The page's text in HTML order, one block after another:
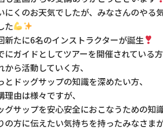
にくのお天気でしたが、みなさんのやる
た
新たに6名のインストラクターが誕生
にガイドとしてツアーを開催されている方
から活動していく方、
とドッグサップの知識を深めたい方、
理由は様々ですが、
グサップを安心安全におこなうための知
の方に伝えたい気持ちを持ったみなさま